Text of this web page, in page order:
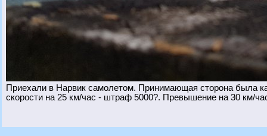
Приехали в Нарвик самолетом. Принимающая сторона была
скорости на 25 км/час - штраф 5000?. Превышение на 30 км/